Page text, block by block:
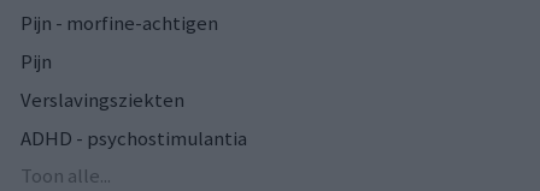
Pijn - morfine-achtigen
Pijn
Verslavingsziekten
ADHD - psychostimulantia
Toon alle...